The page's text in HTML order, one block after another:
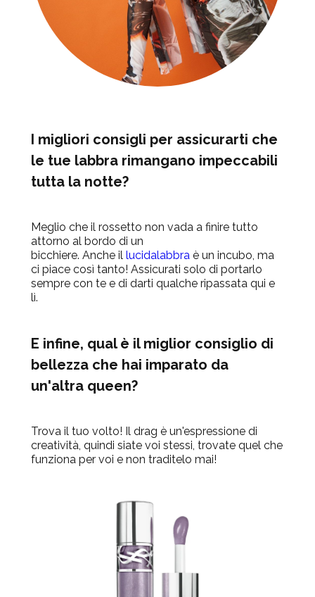
I migliori consigli per assicurarti che
le tue labbra rimangano impeccabili
tutta la notte?
Meglio che il rossetto non vada a finire tutto
attorno al bordo di un
bicchiere. Anche il lucidalabbra è un incubo, ma
ci piace così tanto! Assicurati solo di portarlo
sempre con te e di darti qualche ripassata qui e
lì.
E infine, qual è il miglior consiglio di
bellezza che hai imparato da
un'altra queen?
Trova il tuo volto! Il drag è un'espressione di
creatività, quindi siate voi stessi, trovate quel che
funziona per voi e non traditelo mai!